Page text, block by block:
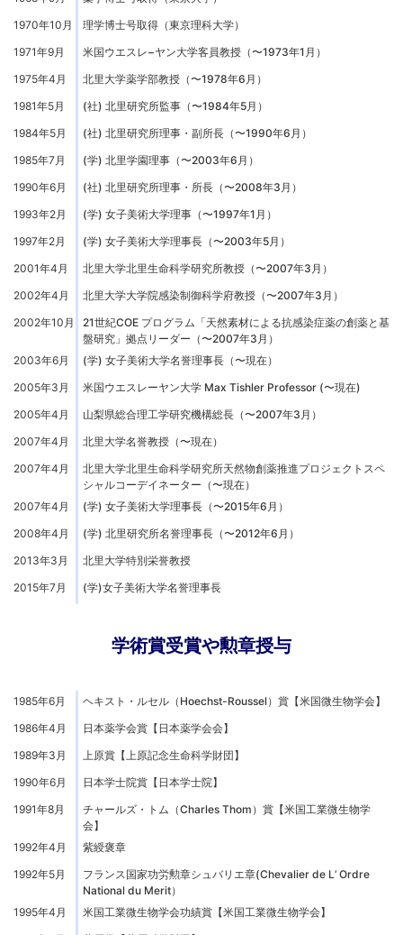
1970年10月
理学博士号取得（東京理科大学）
1971年9月
米国ウエスレ−ヤン大学客員教授（〜1973年1月）
1975年4月
北里大学薬学部教授（〜1978年6月）
1981年5月
(社) 北里研究所監事（〜1984年5月）
1984年5月
(社) 北里研究所理事・副所長（〜1990年6月）
1985年7月
(学) 北里学園理事（〜2003年6月）
1990年6月
(社) 北里研究所理事・所長（〜2008年3月）
1993年2月
(学) 女子美術大学理事（〜1997年1月）
1997年2月
(学) 女子美術大学理事長（〜2003年5月）
2001年4月
北里大学北里生命科学研究所教授（〜2007年3月）
2002年4月
北里大学大学院感染制御科学府教授（〜2007年3月）
2002年10月
21世紀COE プログラム「天然素材による抗感染症薬の創薬と基
盤研究」拠点リーダー（〜2007年3月）
2003年6月
(学) 女子美術大学名誉理事長（〜現在）
2005年3月
米国ウエスレーヤン大学 Max Tishler Professor (〜現在)
2005年4月
山梨県総合理工学研究機構総長（〜2007年3月）
2007年4月
北里大学名誉教授（〜現在）
2007年4月
北里大学北里生命科学研究所天然物創薬推進プロジェクトスペ
シャルコーデイネーター（〜現在）
2007年4月
(学) 女子美術大学理事長（〜2015年6月）
2008年4月
(学) 北里研究所名誉理事長（〜2012年6月）
2013年3月
北里大学特別栄誉教授
2015年7月
(学)女子美術大学名誉理事長
学術賞受賞や勲章授与
1985年6月
ヘキスト・ルセル（Hoechst-Roussel）賞【米国微生物学会】
1986年4月
日本薬学会賞【日本薬学会会】
1989年3月
上原賞【上原記念生命科学財団】
1990年6月
日本学士院賞【日本学士院】
1991年8月
チャールズ・トム（Charles Thom）賞【米国工業微生物学
会】
1992年4月
紫綬褒章
1992年5月
フランス国家功労勲章シュバリエ章(Chevalier de L’ Ordre
National du Merit）
1995年4月
米国工業微生物学会功績賞【米国工業微生物学会】